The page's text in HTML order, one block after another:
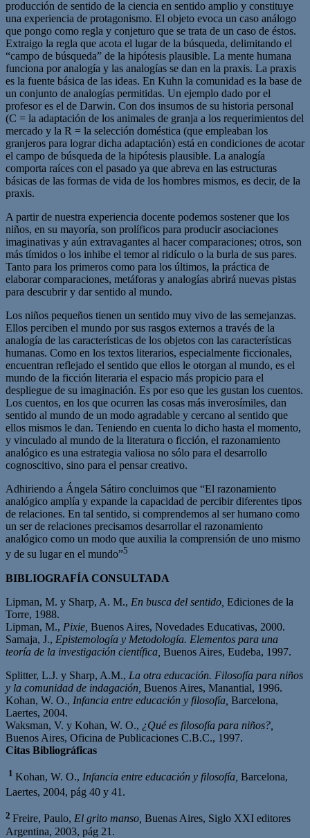
producción de sentido de la ciencia en sentido amplio y constituye
una experiencia de protagonismo. El objeto evoca un caso análogo
que pongo como regla y conjeturo que se trata de un caso de éstos.
Extraigo la regla que acota el lugar de la búsqueda, delimitando el
“campo de búsqueda” de la hipótesis plausible. La mente humana
funciona por analogía y las analogías se dan en la praxis. La praxis
es la fuente básica de las ideas. En Kuhn la comunidad es la base de
un conjunto de analogías permitidas. Un ejemplo dado por el
profesor es el de Darwin. Con dos insumos de su historia personal
(C = la adaptación de los animales de granja a los requerimientos del
mercado y la R = la selección doméstica (que empleaban los
granjeros para lograr dicha adaptación) está en condiciones de acotar
el campo de búsqueda de la hipótesis plausible. La analogía
comporta raíces con el pasado ya que abreva en las estructuras
básicas de las formas de vida de los hombres mismos, es decir, de la
praxis.
A partir de nuestra experiencia docente podemos sostener que los
niños, en su mayoría, son prolíficos para producir asociaciones
imaginativas y aún extravagantes al hacer comparaciones; otros, son
más tímidos o los inhibe el temor al ridículo o la burla de sus pares.
Tanto para los primeros como para los últimos, la práctica de
elaborar comparaciones, metáforas y analogías abrirá nuevas pistas
para descubrir y dar sentido al mundo.
Los niños pequeños tienen un sentido muy vivo de las semejanzas.
Ellos perciben el mundo por sus rasgos externos a través de la
analogía de las características de los objetos con las características
humanas. Como en los textos literarios, especialmente ficcionales,
encuentran reflejado el sentido que ellos le otorgan al mundo, es el
mundo de la ficción literaria el espacio más propicio para el
despliegue de su imaginación. Es por eso que les gustan los cuentos.
Los cuentos, en los que ocurren las cosas más inverosímiles, dan
sentido al mundo de un modo agradable y cercano al sentido que
ellos mismos le dan. Teniendo en cuenta lo dicho hasta el momento,
y vinculado al mundo de la literatura o ficción, el razonamiento
analógico es una estrategia valiosa no sólo para el desarrollo
cognoscitivo, sino para el pensar creativo.
Adhiriendo a Ángela Sátiro concluimos que “El razonamiento
analógico amplía y expande la capacidad de percibir diferentes tipos
de relaciones. En tal sentido, si comprendemos al ser humano como
un ser de relaciones precisamos desarrollar el razonamiento
analógico como un modo que auxilia la comprensión de uno mismo
y de su lugar en el mundo”5
BIBLIOGRAFÍA CONSULTADA
Lipman, M. y Sharp, A. M., En busca del sentido, Ediciones de la
Torre, 1988.
Lipman, M., Pixie, Buenos Aires, Novedades Educativas, 2000.
Samaja, J., Epistemología y Metodología. Elementos para una
teoría de la investigación científica, Buenos Aires, Eudeba, 1997.
Splitter, L.J. y Sharp, A.M., La otra educación. Filosofía para niños
y la comunidad de indagación, Buenos Aires, Manantial, 1996.
Kohan, W. O., Infancia entre educación y filosofía, Barcelona,
Laertes, 2004.
Waksman, V. y Kohan, W. O., ¿Qué es filosofía para niños?,
Buenos Aires, Oficina de Publicaciones C.B.C., 1997.
Citas Bibliográficas
1 Kohan, W. O., Infancia entre educación y filosofía, Barcelona,
Laertes, 2004, pág 40 y 41.
2 Freire, Paulo, El grito manso, Buenas Aires, Siglo XXI editores
Argentina, 2003, pág 21.